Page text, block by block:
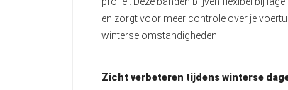
en zorgt voor meer controle over je
winterse omstandigheden.
Zicht verbeteren tijdens winterse